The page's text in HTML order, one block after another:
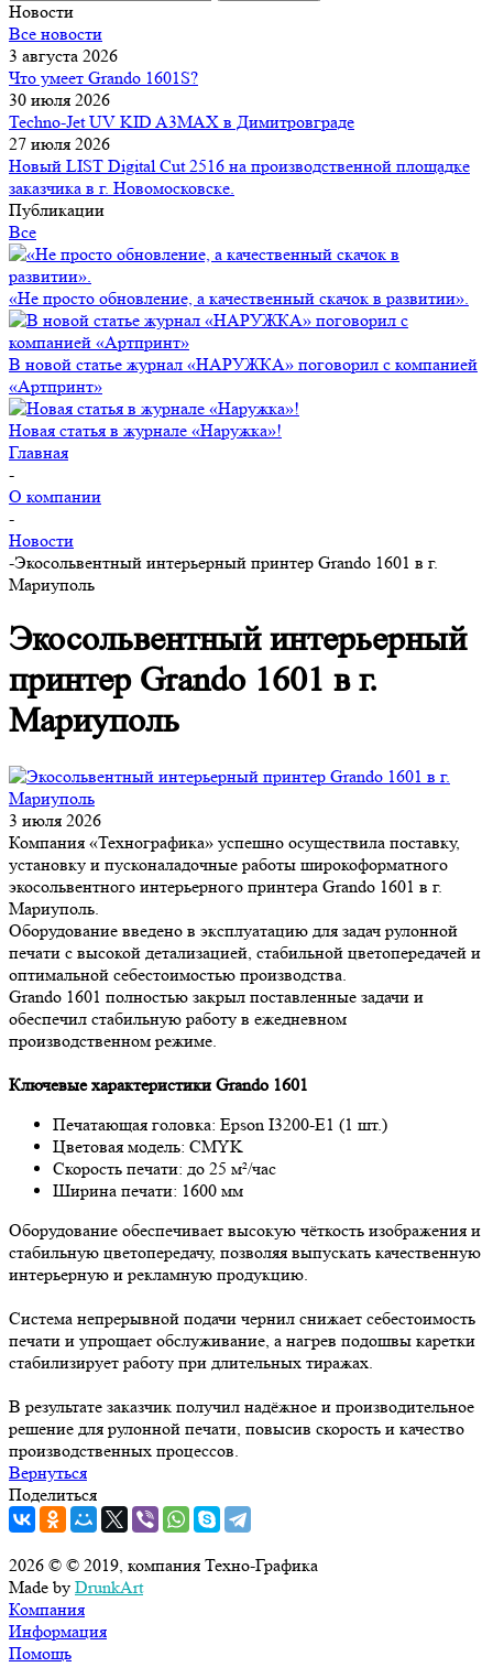
Новости
Все новости
3 августа 2026
Что умеет Grando 1601S?
30 июля 2026
Techno-Jet UV KID A3MAX в Димитровграде
27 июля 2026
Новый LIST Digital Cut 2516 на производственной площадке
заказчика в г. Новомосковске.
Публикации
Все
«Не просто обновление, а качественный скачок в развитии».
В новой статье журнал «НАРУЖКА» поговорил с компанией
«Артпринт»
Новая статья в журнале «Наружка»!
Главная
-
О компании
-
Новости
-Экосольвентный интерьерный принтер Grando 1601 в г.
Мариуполь
Экосольвентный интерьерный
принтер Grando 1601 в г.
Мариуполь
3 июля 2026
Компания «Технографика» успешно осуществила поставку,
установку и пусконаладочные работы широкоформатного
экосольвентного интерьерного принтера Grando 1601 в г.
Мариуполь.
Оборудование введено в эксплуатацию для задач рулонной
печати с высокой детализацией, стабильной цветопередачей и
оптимальной себестоимостью производства.
Grando 1601 полностью закрыл поставленные задачи и
обеспечил стабильную работу в ежедневном
производственном режиме.
Ключевые характеристики Grando 1601
Печатающая головка: Epson I3200-E1 (1 шт.)
Цветовая модель: CMYK
Скорость печати: до 25 м²/час
Ширина печати: 1600 мм
Оборудование обеспечивает высокую чёткость изображения и
стабильную цветопередачу, позволяя выпускать качественную
интерьерную и рекламную продукцию.
Система непрерывной подачи чернил снижает себестоимость
печати и упрощает обслуживание, а нагрев подошвы каретки
стабилизирует работу при длительных тиражах.
В результате заказчик получил надёжное и производительное
решение для рулонной печати, повысив скорость и качество
производственных процессов.
Вернуться
Поделиться
2026 © © 2019, компания Техно-Графика
Made by DrunkArt
Компания
Информация
Помощь